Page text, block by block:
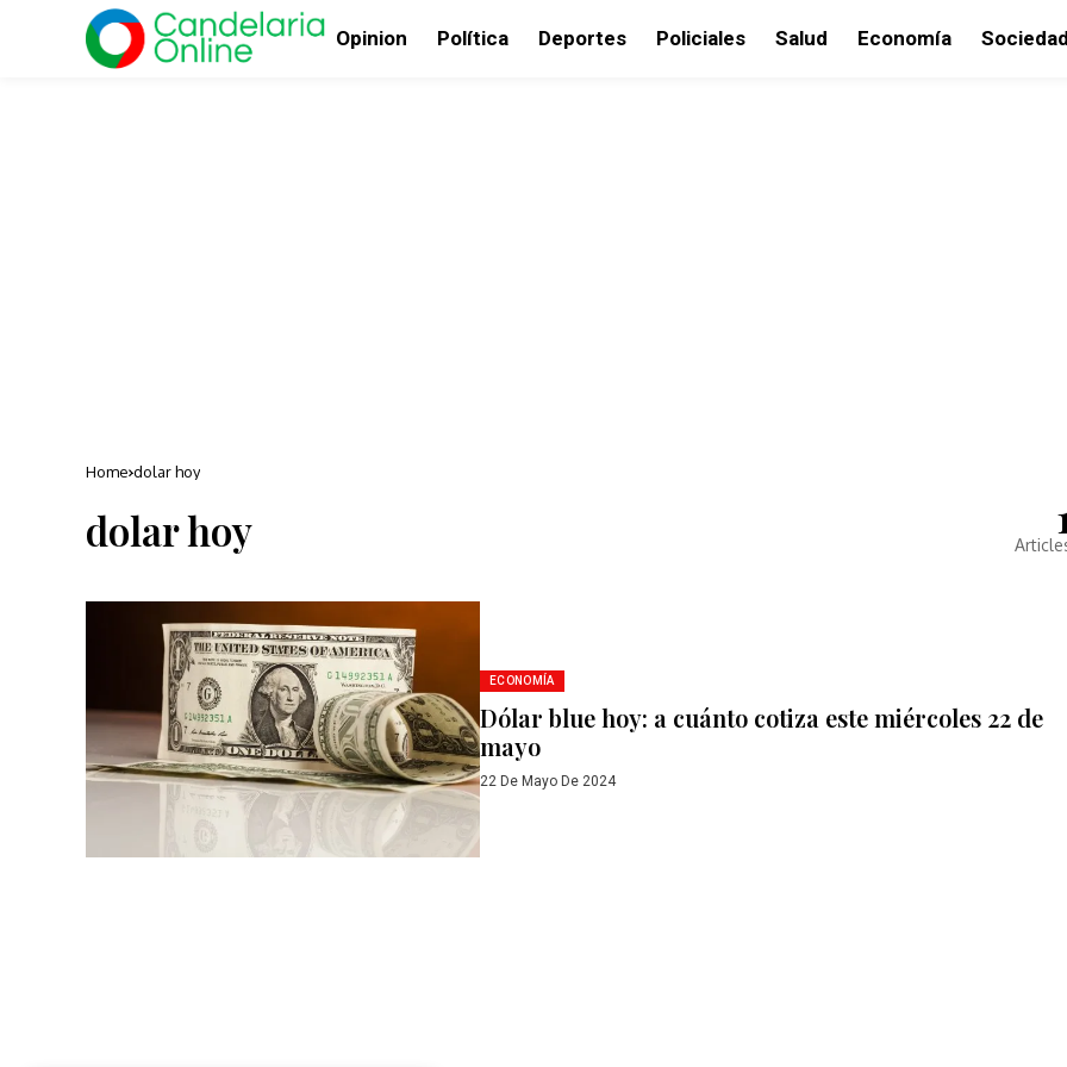
Opinion Política Deportes Policiales Salud Economía
Home dolar hoy
dolar hoy
ECONOMÍA
Dólar blue hoy: a cuánto cotiza este miércoles 22 de
mayo
22 De Mayo De 2024